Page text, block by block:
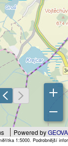
Powered by
1:5000. Podrobnější